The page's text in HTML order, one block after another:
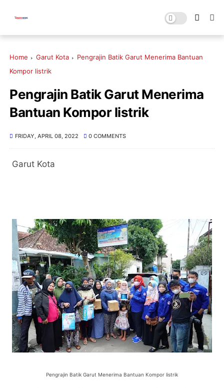
Home Garut Kota
Pengrajin Batik Garut Menerima Bantuan
Kompor listrik
Pengrajin Batik Garut Menerima
Bantuan Kompor listrik
FRIDAY, APRIL 08, 2022 0 COMMENTS
Garut Kota
Pengrajin Batik Garut Menerima Bantuan Kompor listrik